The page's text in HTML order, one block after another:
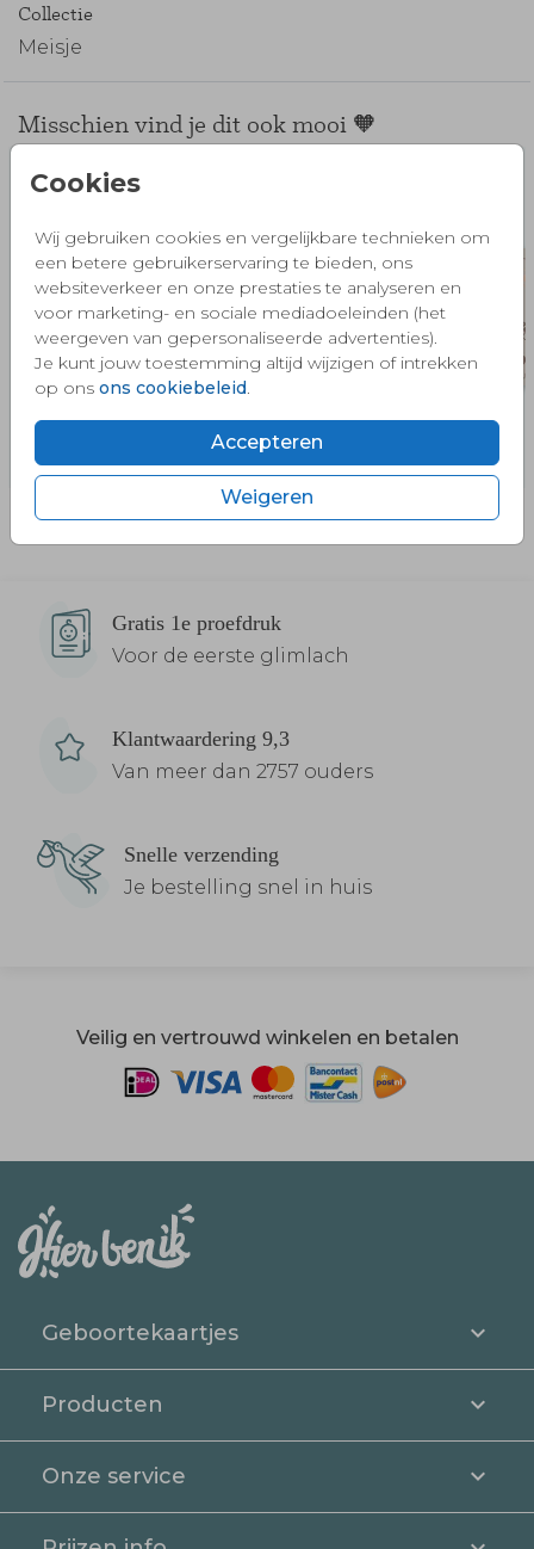
Cookies
Wij gebruiken cookies en vergelijkbare technieken om
een betere gebruikerservaring te bieden, ons
websiteverkeer en onze prestaties te analyseren en
voor marketing- en sociale mediadoeleinden (het
weergeven van gepersonaliseerde advertenties).
Je kunt jouw toestemming altijd wijzigen of intrekken
op ons ons cookiebeleid.
Accepteren
Weigeren
Collectie
Meisje
Misschien vind je dit ook mooi 🧡
Gratis 1e proefdruk
Voor de eerste glimlach
Klantwaardering 9,3
Van meer dan 2757 ouders
Snelle verzending
Je bestelling snel in huis
Veilig en vertrouwd winkelen en betalen
Geboortekaartjes
Producten
Onze service